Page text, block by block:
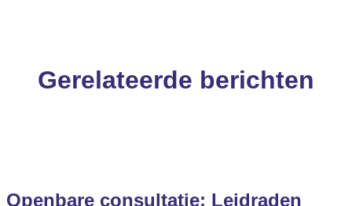
Gerelateerde berichten
Openbare consultatie: Leidraden